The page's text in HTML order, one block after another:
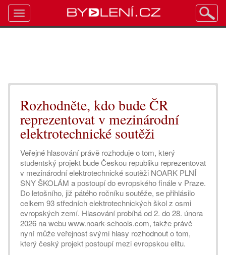
Rozhodněte, kdo bude ČR
reprezentovat v mezinárodní
elektrotechnické soutěži
Veřejné hlasování právě rozhoduje o tom, který
studentský projekt bude Českou republiku reprezentovat
v mezinárodní elektrotechnické soutěži NOARK PLNÍ
SNY ŠKOLÁM a postoupí do evropského finále v Praze.
Do letošního, již pátého ročníku soutěže, se přihlásilo
celkem 93 středních elektrotechnických škol z osmi
evropských zemí. Hlasování probíhá od 2. do 28. února
2026 na webu www.noark-schools.com, takže právě
nyní může veřejnost svými hlasy rozhodnout o tom,
který český projekt postoupí mezi evropskou elitu.
Toggle
navigation